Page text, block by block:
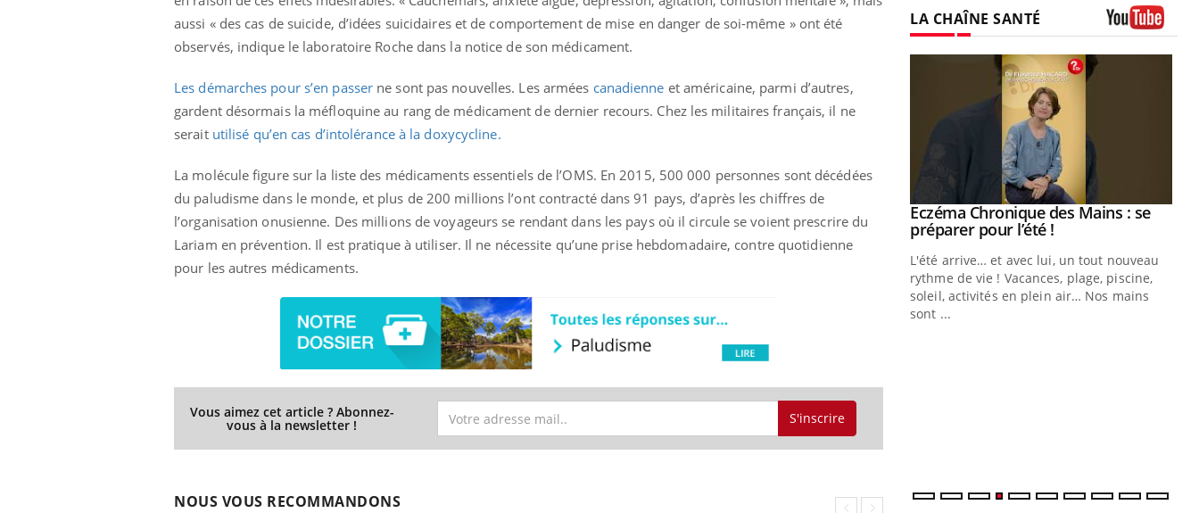
aussi « des cas de suicide, d’idées suicidaires et de comportement de mise en danger de soi-même » ont été
observés, indique le laboratoire Roche dans la notice de son médicament.
Les démarches pour s’en passer ne sont pas nouvelles. Les armées canadienne et américaine, parmi d’autres,
gardent désormais la méfloquine au rang de médicament de dernier recours. Chez les militaires français, il ne
serait utilisé qu’en cas d’intolérance à la doxycycline.
La molécule figure sur la liste des médicaments essentiels de l’OMS. En 2015, 500 000 personnes sont décédées
du paludisme dans le monde, et plus de 200 millions l’ont contracté dans 91 pays, d’après les chiffres de
l’organisation onusienne. Des millions de voyageurs se rendant dans les pays où il circule se voient prescrire du
Lariam en prévention. Il est pratique à utiliser. Il ne nécessite qu’une prise hebdomadaire, contre quotidienne
pour les autres médicaments.
Vous aimez cet article ? Abonnez-
vous à la newsletter ! S'inscrire
NOUS VOUS RECOMMANDONS
LA CHAÎNE SANTÉ
Carence en fer : comprendre pour
Youtube
Fatigue, irritabilité, brouillard mental ou
même alopécie… Les symptômes de la
carence en fer sont multiples ce qui la rend
Youtube
Insuline & Charge mentale : et si on
osait en parler??Youtube
patients comme parfois chez les soignants.
Youtube
Eczéma Chronique des Mains : se
préparer pour l’été !Youtube
L'été arrive… et avec lui, un tout nouveau
rythme de vie ! Vacances, plage, piscine,
soleil, activités en plein air… Nos mains
sont ...